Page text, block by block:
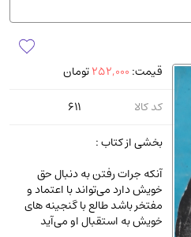
قیمت: 252,000تومان
کد کالا
611
بخشی از کتاب :
آنکه جرات رفتن به دنبال حق
خویش دارد می‌تواند با اعتماد و
مفتخر باشد طالع با گنجینه‌ های
خویش به استقبال او می‌آید